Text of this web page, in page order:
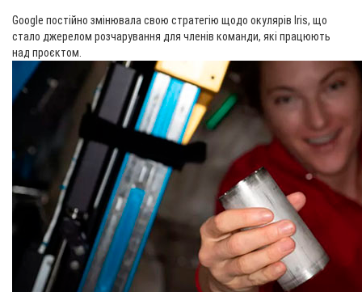
Google постійно змінювала свою стратегію щодо окулярів Iris, що
стало джерелом розчарування для членів команди, які працюють
над проєктом.